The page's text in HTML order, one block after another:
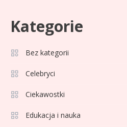
Kategorie
Bez kategorii
Celebryci
Ciekawostki
Edukacja i nauka
3 Sport
formy i statystyk
4